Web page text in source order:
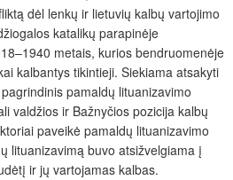
dėl lenkų ir lietuvių kalbų vartojimo
katalikų parapinėje
metais, kurios bendruomenėje
kalbantys tikintieji. Siekiama atsakyti
pamaldų lituanizavimo
valdžios ir Bažnyčios pozicija kalbų
paveikė pamaldų lituanizavimo
lituanizavimą buvo atsižvelgiama į
ir jų vartojamas kalbas.